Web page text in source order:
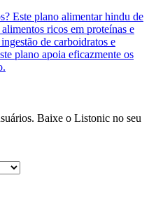
Este plano alimentar hindu de
ricos em proteínas e
de carboidratos e
plano apoia eficazmente os
Baixe o Listonic no seu